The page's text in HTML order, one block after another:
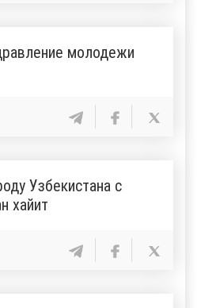
молодежи
Узбекистана с
хайит